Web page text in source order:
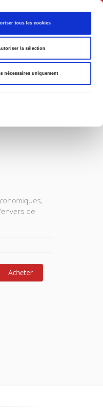
tous les cookies
la sélection
nécessaires uniquement
de
Acheter